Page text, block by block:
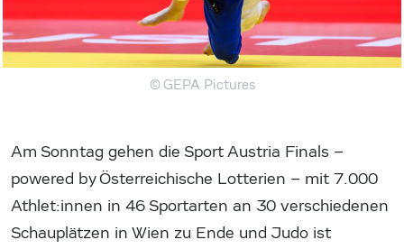
© GEPA Pictures
Am Sonntag gehen die Sport Austria Finals –
powered by Österreichische Lotterien – mit 7.000
Athlet:innen in 46 Sportarten an 30 verschiedenen
Schauplätzen in Wien zu Ende und Judo ist